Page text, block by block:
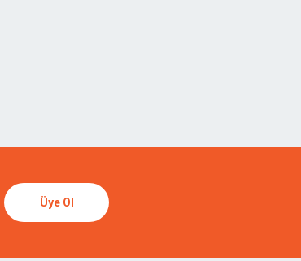
Üye Ol